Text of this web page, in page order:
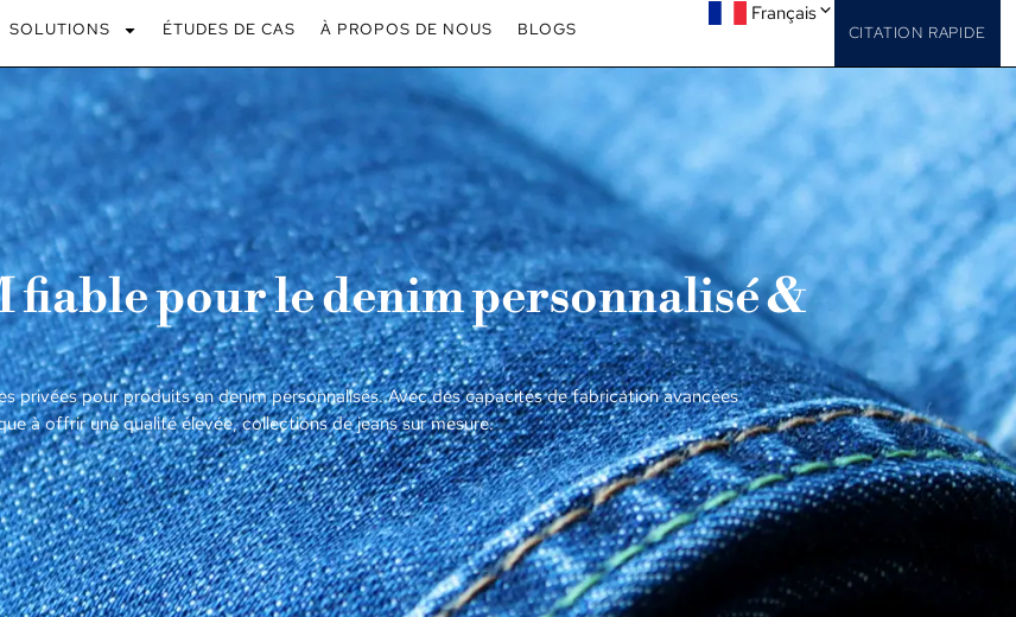
SOLUTIONS ÉTUDES DE CAS À PROPOS DE NOUS BLOGS CITATION RAPIDE
Français
pour le denim personnalisé &
privées pour produits en denim personnalisés. Avec des capacités de fabrication avancées
à offrir une qualité élevée, collections de jeans sur mesure.